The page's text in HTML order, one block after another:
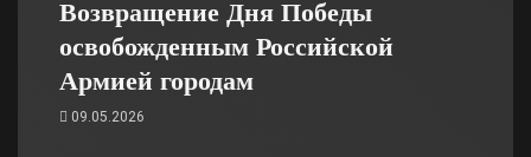
Возвращение Дня Победы
освобожденным Российской
Армией городам
09.05.2026